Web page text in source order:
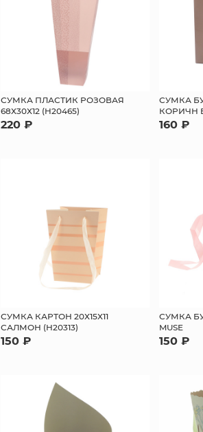
СУМКА ПЛАСТИК РОЗОВАЯ
68Х30Х12 (H20465)
220 ₽
СУМКА
КОРИЧН
160 ₽
СУМКА КАРТОН 20Х15Х11
САЛМОН (H20313)
150 ₽
СУМКА
MUSE
150 ₽